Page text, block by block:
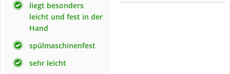
liegt besonders
leicht und fest in der
Hand
spülmaschinenfest
sehr leicht